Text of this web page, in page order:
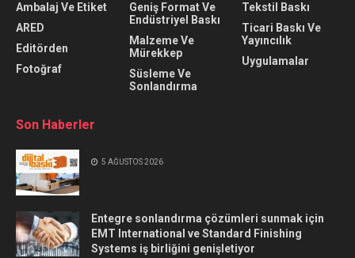
Ambalaj Ve Etiket
ARED
Editörden
Fotoğraf
Geniş Format Ve
Endüstriyel Baskı
Malzeme Ve
Mürekkep
Süsleme Ve
Sonlandırma
Tekstil Baskı
Ticari Baskı Ve
Yayıncılık
Uygulamalar
Son Haberler
5 AĞUSTOS 2026
Entegre sonlandırma çözümleri sunmak için
EMT International ve Standard Finishing
Systems iş birliğini genişletiyor